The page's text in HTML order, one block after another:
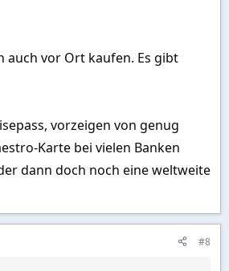
auch vor Ort kaufen. Es gibt
vorzeigen von genug
Karte bei vielen Banken
dann doch noch eine weltweite
#8